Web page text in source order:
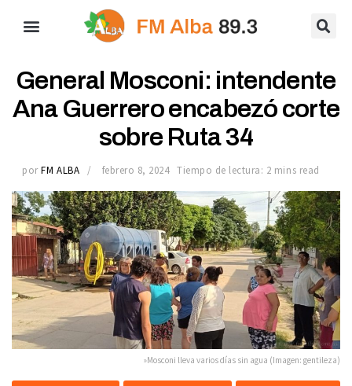
General Mosconi: intendente
Ana Guerrero encabezó corte
sobre Ruta 34
por FM ALBA febrero 8, 2024 Tiempo de lectura: 2 mins read
»Mosconi lleva varios días sin agua (Imagen: gentileza)